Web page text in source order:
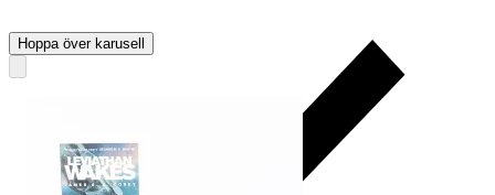
Hoppa över karusell